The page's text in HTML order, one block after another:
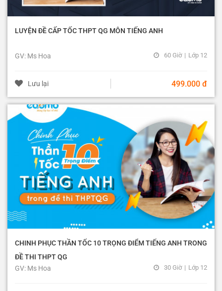
LUYỆN ĐỀ CẤP TỐC THPT QG MÔN TIẾNG ANH
GV: Ms Hoa 60 Giờ | Lớp 12
Lưu lại 499.000 đ
CHINH PHỤC THẦN TỐC 10 TRỌNG ĐIỂM TIẾNG ANH TRONG
ĐỀ THI THPT QG
GV: Ms Hoa
30 Giờ | Lớp 12